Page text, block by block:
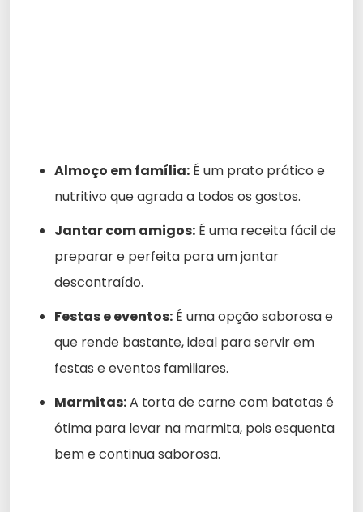
Almoço em família: É um prato prático e
nutritivo que agrada a todos os gostos.
Jantar com amigos: É uma receita fácil de
preparar e perfeita para um jantar
descontraído.
Festas e eventos: É uma opção saborosa e
que rende bastante, ideal para servir em
festas e eventos familiares.
Marmitas:A torta de carne com batatas é
ótima para levar na marmita, pois esquenta
bem e continua saborosa.